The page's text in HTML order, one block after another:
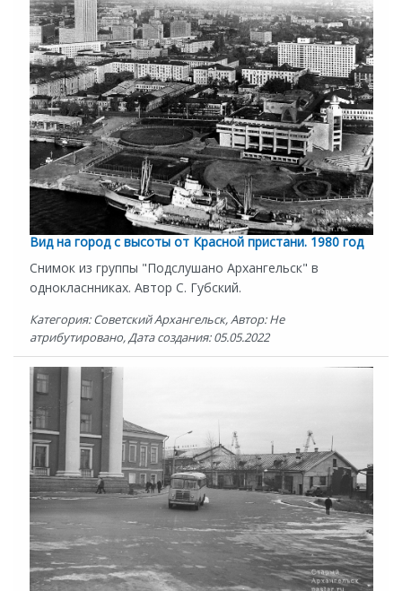
Вид на город с высоты от Красной пристани. 1980 год
Снимок из группы "Подслушано Архангельск" в
однокласнниках. Автор С. Губский.
Категория: Советский Архангельск, Автор: Не
атрибутировано, Дата создания: 05.05.2022